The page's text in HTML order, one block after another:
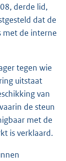
derde lid,
dat de
met de interne
tegen wie
uitstaat
van
de steun
met de
is verklaard.